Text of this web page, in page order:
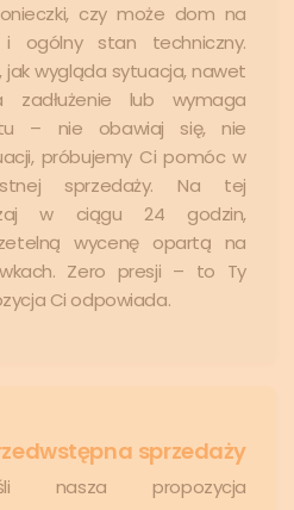
czy może dom na
i ogólny stan techniczny.
jak wygląda sytuacja, nawet
zadłużenie lub wymaga
– nie obawiaj się, nie
próbujemy Ci pomóc w
sprzedaży. Na tej
w ciągu 24 godzin,
wycenę opartą na
Zero presji – to Ty
Ci odpowiada.
sprzedaży
nasza propozycja